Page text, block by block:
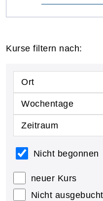
Kurse filtern nach:
Ort
Wochentage
Zeitraum
Nicht begonnen
neuer Kurs
Nicht ausgebucht